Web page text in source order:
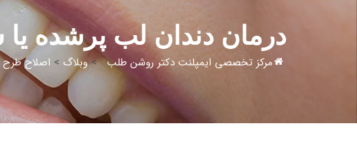
درمان دندان لب پرشده
مرکز تخصصی ایمپلنت دکتر روشن طلب >وبلاگ > اصلاح طرح